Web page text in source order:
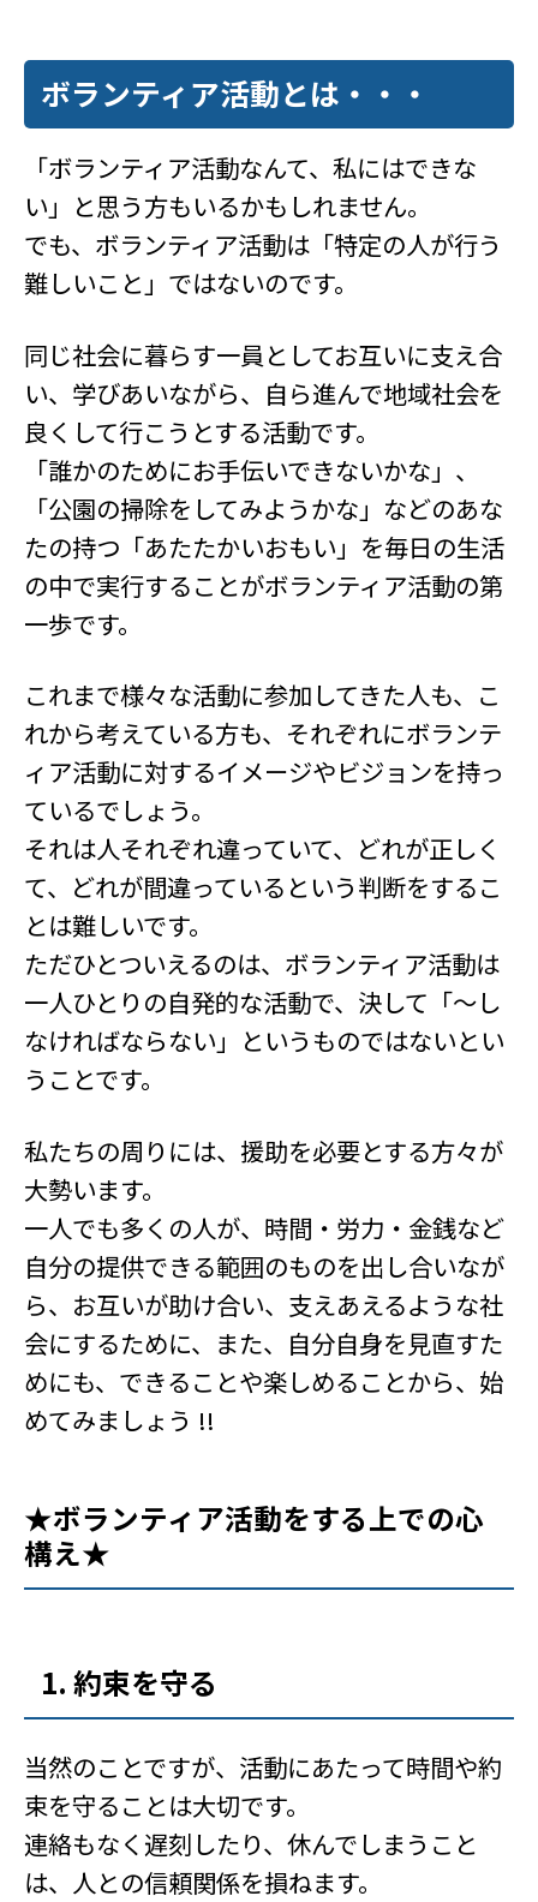
ボランティア活動とは・・・
「ボランティア活動なんて、私にはできな
い」と思う方もいるかもしれません。
でも、ボランティア活動は「特定の人が行う
難しいこと」ではないのです。
同じ社会に暮らす一員としてお互いに支え合
い、学びあいながら、自ら進んで地域社会を
良くして行こうとする活動です。
「誰かのためにお手伝いできないかな」、
「公園の掃除をしてみようかな」などのあな
たの持つ「あたたかいおもい」を毎日の生活
の中で実行することがボランティア活動の第
一歩です。
これまで様々な活動に参加してきた人も、こ
れから考えている方も、それぞれにボランテ
ィア活動に対するイメージやビジョンを持っ
ているでしょう。
それは人それぞれ違っていて、どれが正しく
て、どれが間違っているという判断をするこ
とは難しいです。
ただひとついえるのは、ボランティア活動は
一人ひとりの自発的な活動で、決して「～し
なければならない」というものではないとい
うことです。
私たちの周りには、援助を必要とする方々が
大勢います。
一人でも多くの人が、時間・労力・金銭など
自分の提供できる範囲のものを出し合いなが
ら、お互いが助け合い、支えあえるような社
会にするために、また、自分自身を見直すた
めにも、できることや楽しめることから、始
めてみましょう !!
★ボランティア活動をする上での心
構え★
1. 約束を守る
当然のことですが、活動にあたって時間や約
束を守ることは大切です。
連絡もなく遅刻したり、休んでしまうこと
は、人との信頼関係を損ねます。